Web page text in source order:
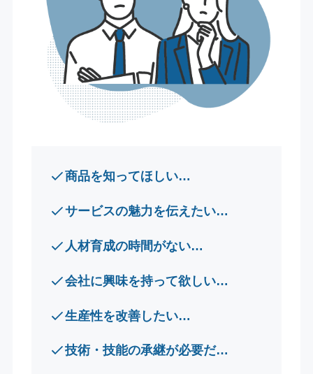
商品を知ってほしい…
サービスの魅力を伝えたい…
人材育成の時間がない…
会社に興味を持って欲しい…
生産性を改善したい…
技術・技能の承継が必要だ…